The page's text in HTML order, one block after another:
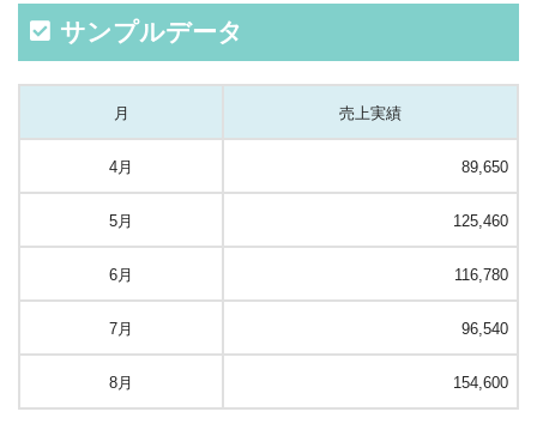
サンプルデータ
月 売上実績
4月 89,650
5月 125,460
6月 116,780
7月 96,540
8月 154,600